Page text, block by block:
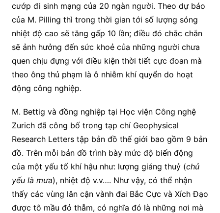
cướp đi sinh mạng của 20 ngàn người. Theo dự báo
của M. Pilling thì trong thời gian tới số lượng sóng
nhiệt độ cao sẽ tăng gấp 10 lần; điều đó chắc chắn
sẽ ảnh hưởng đến sức khoẻ của những người chưa
quen chịu đựng với điều kiện thời tiết cực đoan mà
theo ông thủ phạm là ô nhiễm khí quyển do hoạt
động công nghiệp.
M. Bettig và đồng nghiệp tại Học viện Công nghệ
Zurich đã công bố trong tạp chí Geophysical
Research Letters tập bản đồ thế giới bao gồm 9 bản
đồ. Trên mỗi bản đồ trình bày mức độ biến động
của một yếu tố khí hậu như: lượng giáng thuỷ (chủ
yếu là mưa), nhiệt độ v.v…. Như vậy, có thể nhận
thấy các vùng lân cận vành đai Bắc Cực và Xích Đạo
được tô mầu đỏ thẫm, có nghĩa đó là những nơi mà